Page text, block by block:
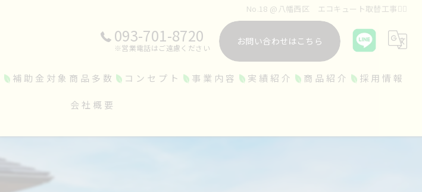
No.18 @八幡西区 エコキュート取替工事👷‍♀️
093-701-8720
※営業電話はご遠慮ください
お問い合わせはこちら
補助金対象商品多数 コンセプト 事業内容 実績紹介 商品紹介 採用情報
会社概要